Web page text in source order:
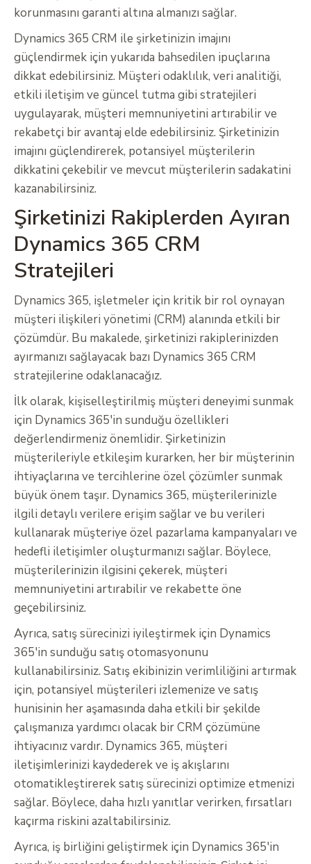
korunmasını garanti altına almanızı sağlar.
Dynamics 365 CRM ile şirketinizin imajını
güçlendirmek için yukarıda bahsedilen ipuçlarına
dikkat edebilirsiniz. Müşteri odaklılık, veri analitiği,
etkili iletişim ve güncel tutma gibi stratejileri
uygulayarak, müşteri memnuniyetini artırabilir ve
rekabetçi bir avantaj elde edebilirsiniz. Şirketinizin
imajını güçlendirerek, potansiyel müşterilerin
dikkatini çekebilir ve mevcut müşterilerin sadakatini
kazanabilirsiniz.
Şirketinizi Rakiplerden Ayıran
Dynamics 365 CRM
Stratejileri
Dynamics 365, işletmeler için kritik bir rol oynayan
müşteri ilişkileri yönetimi (CRM) alanında etkili bir
çözümdür. Bu makalede, şirketinizi rakiplerinizden
ayırmanızı sağlayacak bazı Dynamics 365 CRM
stratejilerine odaklanacağız.
İlk olarak, kişiselleştirilmiş müşteri deneyimi sunmak
için Dynamics 365'in sunduğu özellikleri
değerlendirmeniz önemlidir. Şirketinizin
müşterileriyle etkileşim kurarken, her bir müşterinin
ihtiyaçlarına ve tercihlerine özel çözümler sunmak
büyük önem taşır. Dynamics 365, müşterilerinizle
ilgili detaylı verilere erişim sağlar ve bu verileri
kullanarak müşteriye özel pazarlama kampanyaları ve
hedefli iletişimler oluşturmanızı sağlar. Böylece,
müşterilerinizin ilgisini çekerek, müşteri
memnuniyetini artırabilir ve rekabette öne
geçebilirsiniz.
Ayrıca, satış sürecinizi iyileştirmek için Dynamics
365'in sunduğu satış otomasyonunu
kullanabilirsiniz. Satış ekibinizin verimliliğini artırmak
için, potansiyel müşterileri izlemenize ve satış
hunisinin her aşamasında daha etkili bir şekilde
çalışmanıza yardımcı olacak bir CRM çözümüne
ihtiyacınız vardır. Dynamics 365, müşteri
iletişimlerinizi kaydederek ve iş akışlarını
otomatikleştirerek satış sürecinizi optimize etmenizi
sağlar. Böylece, daha hızlı yanıtlar verirken, fırsatları
kaçırma riskini azaltabilirsiniz.
Ayrıca, iş birliğini geliştirmek için Dynamics 365'in